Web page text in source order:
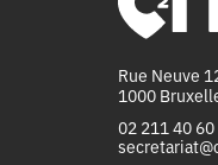
Rue Neuve
1000
02 211 40 60